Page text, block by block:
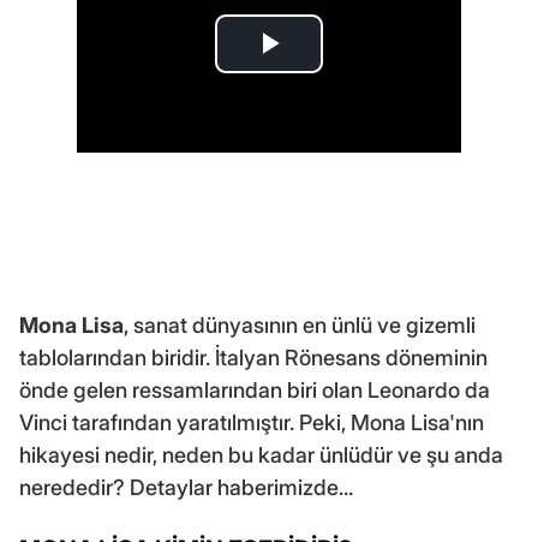
Mona Lisa, sanat dünyasının en ünlü ve gizemli
tablolarından biridir. İtalyan Rönesans döneminin
önde gelen ressamlarından biri olan Leonardo da
Vinci tarafından yaratılmıştır. Peki, Mona Lisa'nın
hikayesi nedir, neden bu kadar ünlüdür ve şu anda
nerededir? Detaylar haberimizde...